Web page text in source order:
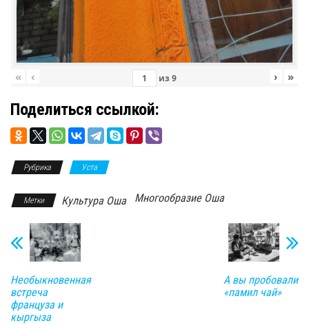
« ‹ из 9 › »
Поделиться ссылкой:
Рубрика Уста
Метки Культура Оша Многообразие Оша
Необыкновенная
встреча
француза и
кыргыза
А вы пробовали
«памил чай»